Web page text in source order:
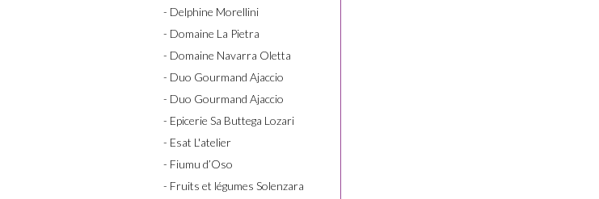
- Delphine Morellini
- Domaine La Pietra
- Domaine Navarra Oletta
- Duo Gourmand Ajaccio
- Duo Gourmand Ajaccio
- Epicerie Sa Buttega Lozari
- Esat L'atelier
- Fiumu d’Oso
- Fruits et légumes Solenzara